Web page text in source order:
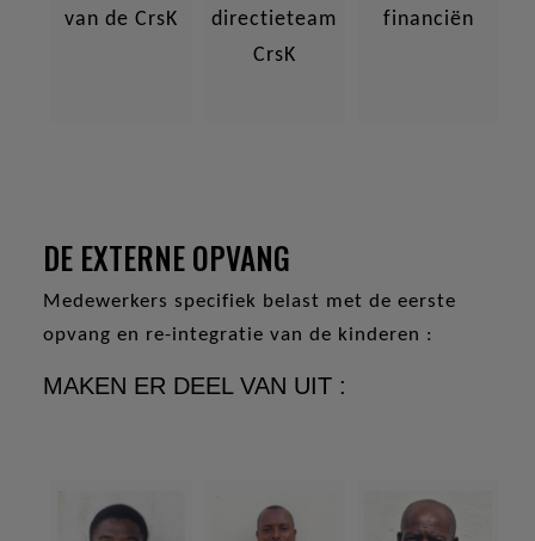
van de CrsK
directieteam
CrsK
financiën
DE EXTERNE OPVANG
Medewerkers specifiek belast met de eerste
opvang en re-integratie van de kinderen :
MAKEN ER DEEL VAN UIT :